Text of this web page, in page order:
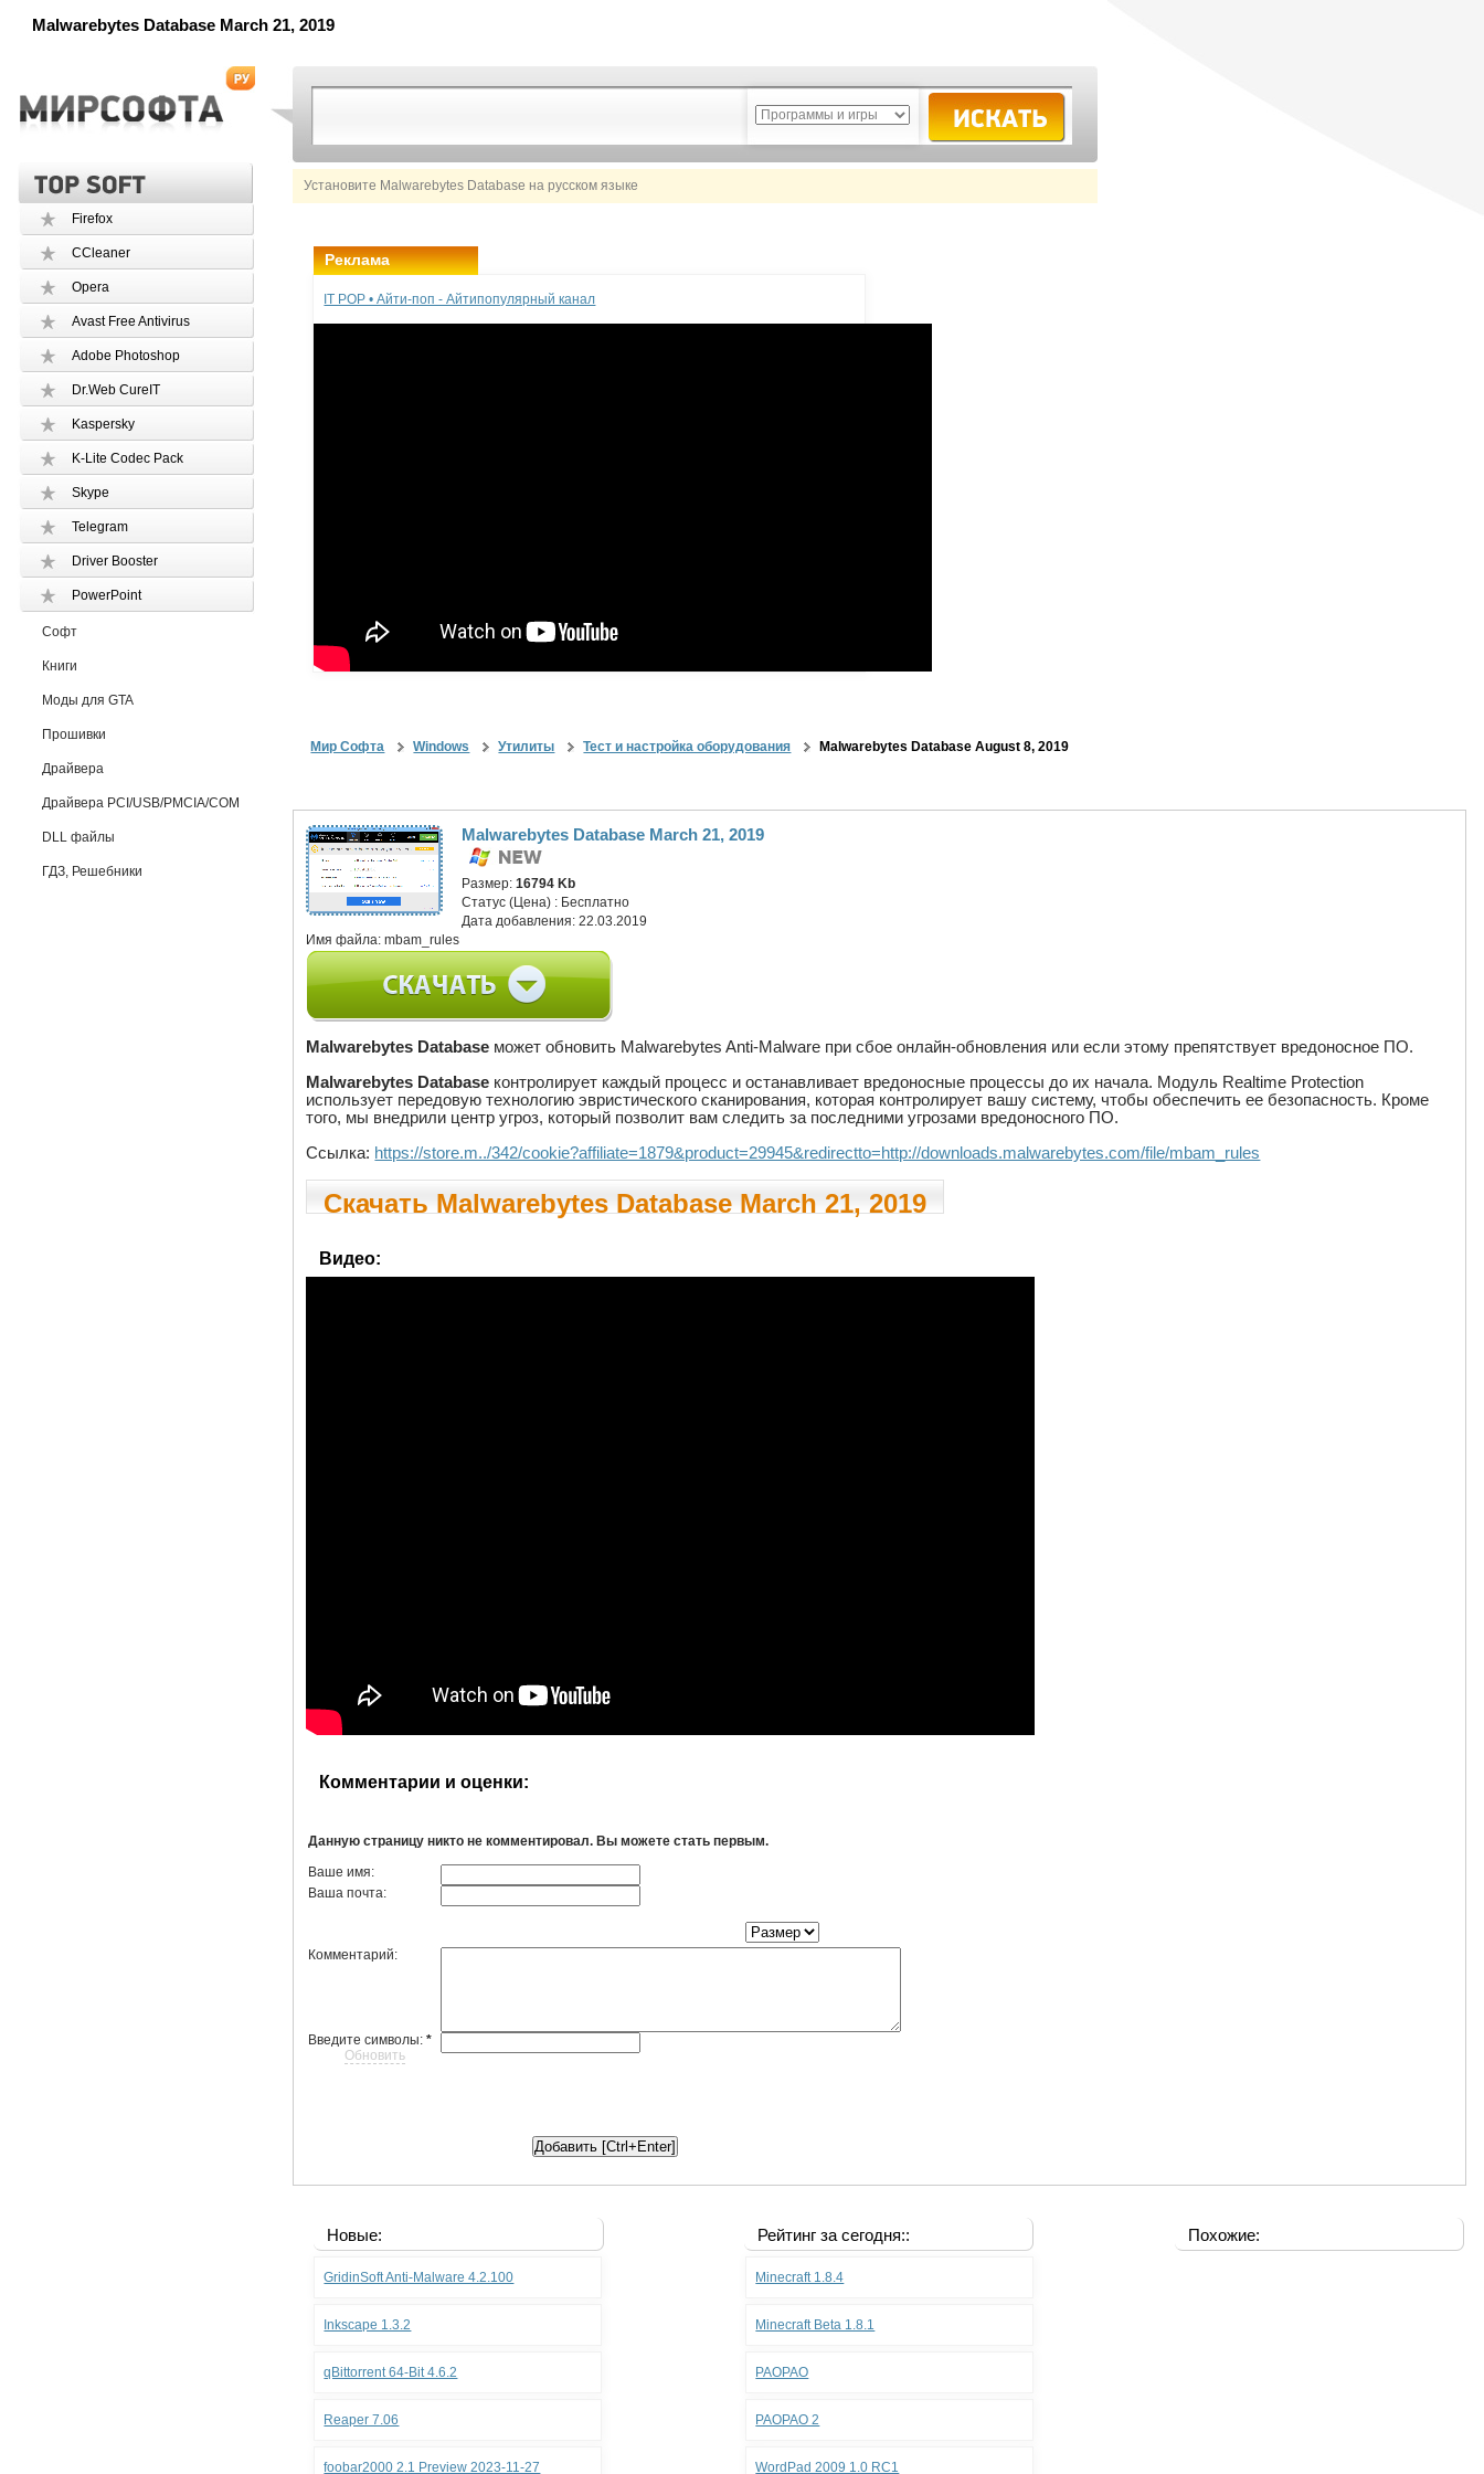
Malwarebytes Database March 21, 2019
Установите Malwarebytes Database на русском языке
Firefox
CCleaner
Opera
Avast Free Antivirus
Adobe Photoshop
Dr.Web CureIT
Kaspersky
K-Lite Codec Pack
Skype
Telegram
Driver Booster
PowerPoint
Софт
Книги
Моды для GTA
Прошивки
Драйвера
Драйвера PCI/USB/PMCIA/COM
DLL файлы
ГДЗ, Решебники
Реклама
IT POP • Айти-поп - Айтипопулярный канал
Мир Софта Windows Утилиты Тест и настройка оборудования Malwarebytes Database August 8, 2019
Malwarebytes Database March 21, 2019
Размер:16794 Kb
Статус (Цена) : Бесплатно
Дата добавления:22.03.2019
Имя файла:mbam_rules
Malwarebytes Database может обновить Malwarebytes Anti-Malware при сбое онлайн-обновления или если этому препятствует вредоносное ПО.
Malwarebytes Database контролирует каждый процесс и останавливает вредоносные процессы до их начала. Модуль Realtime Protection
использует передовую технологию эвристического сканирования, которая контролирует вашу систему, чтобы обеспечить ее безопасность. Кроме
того, мы внедрили центр угроз, который позволит вам следить за последними угрозами вредоносного ПО.
Ссылка: https://store.m../342/cookie?affiliate=1879&product=29945&redirectto=http://downloads.malwarebytes.com/file/mbam_rules
Скачать Malwarebytes Database March 21, 2019
Видео:
Комментарии и оценки:
Данную страницу никто не комментировал. Вы можете стать первым.
Ваше имя:
Ваша почта:
Комментарий:
Введите символы:*
Обновить
Новые:
GridinSoft Anti-Malware 4.2.100
Inkscape 1.3.2
qBittorrent 64-Bit 4.6.2
Reaper 7.06
foobar2000 2.1 Preview 2023-11-27
Рейтинг за сегодня::
Minecraft 1.8.4
Minecraft Beta 1.8.1
PAOPAO
PAOPAO 2
WordPad 2009 1.0 RC1
Похожие: